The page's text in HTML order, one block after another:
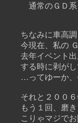
通常のＧＤ系と
ちなみに車高調
今現在、私の ＧＤ
去年イベント出展
する時に剥がして
…ってゆーか、去
それと２００６年
もう１回、磨き＆
こりゃマジでお